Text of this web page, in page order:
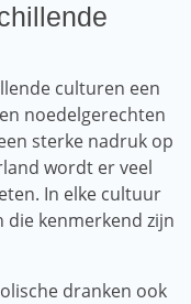
culturen een
noedelgerechten
sterke nadruk op
wordt er veel
In elke cultuur
die kenmerkend zijn
dranken ook